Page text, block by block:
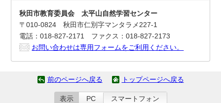
秋田市教育委員会 太平山自然学習センター
〒010-0824 秋田市仁別字マンタラメ227-1
電話：018-827-2171 ファクス：018-827-2173
お問い合わせは専用フォームをご利用ください。
前のページへ戻る トップページへ戻る
表示 PC スマートフォン